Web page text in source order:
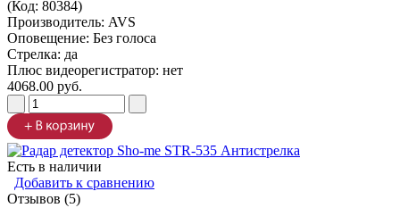
(Код: 80384)
Производитель: AVS
Оповещение: Без голоса
Стрелка: да
Плюс видеорегистратор: нет
4068.00 руб.
Есть в наличии
Добавить к сравнению
Отзывов (5)